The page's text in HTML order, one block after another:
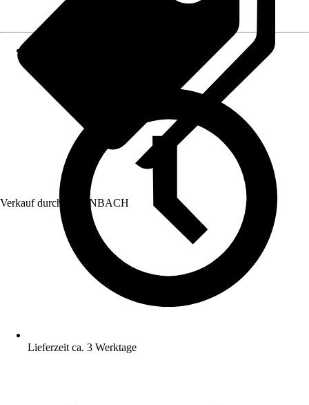
Verkauf durch: HORNBACH
Lieferzeit ca. 3 Werktage